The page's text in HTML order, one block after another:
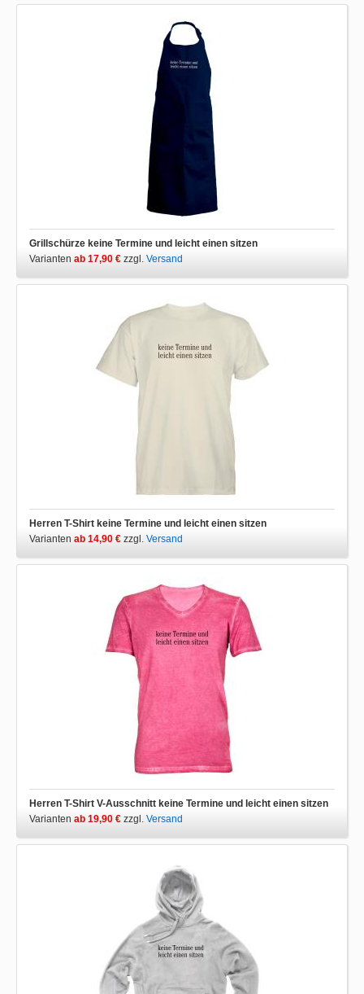
Grillschürze keine Termine und leicht einen sitzen
Varianten ab 17,90 € zzgl. Versand
Herren T-Shirt keine Termine und leicht einen sitzen
Varianten ab 14,90 € zzgl. Versand
Herren T-Shirt V-Ausschnitt keine Termine und leicht einen sitzen
Varianten ab 19,90 € zzgl. Versand